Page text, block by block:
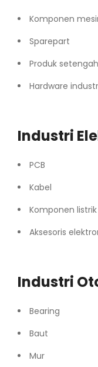
Komponen
Sparepart
Produk
Hardware
Industri
PCB
Kabel
Komponen listrik
Aksesoris
Industri
Bearing
Baut
Mur